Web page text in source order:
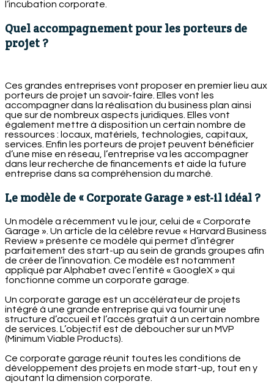
l’incubation corporate.
Quel accompagnement pour les porteurs de
projet ?
Ces grandes entreprises vont proposer en premier lieu aux
porteurs de projet un savoir-faire. Elles vont les
accompagner dans la réalisation du business plan ainsi
que sur de nombreux aspects juridiques. Elles vont
également mettre à disposition un certain nombre de
ressources : locaux, matériels, technologies, capitaux,
services. Enfin les porteurs de projet peuvent bénéficier
d’une mise en réseau, l’entreprise va les accompagner
dans leur recherche de financements et aide la future
entreprise dans sa compréhension du marché.
Le modèle de « Corporate Garage » est-il idéal ?
Un modèle a récemment vu le jour, celui de « Corporate
Garage ». Un article de la célèbre revue « Harvard Business
Review » présente ce modèle qui permet d’intégrer
parfaitement des start-up au sein de grands groupes afin
de créer de l’innovation. Ce modèle est notamment
appliqué par Alphabet avec l’entité « GoogleX » qui
fonctionne comme un corporate garage.
Un corporate garage est un accélérateur de projets
intégré à une grande entreprise qui va fournir une
structure d’accueil et l’accès gratuit à un certain nombre
de services. L’objectif est de déboucher sur un MVP
(Minimum Viable Products).
Ce corporate garage réunit toutes les conditions de
développement des projets en mode start-up, tout en y
ajoutant la dimension corporate.